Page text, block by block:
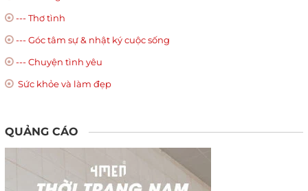
--- Thơ tình
--- Góc tâm sự & nhật ký cuộc sống
--- Chuyện tình yêu
Sức khỏe và làm đẹp
QUẢNG CÁO